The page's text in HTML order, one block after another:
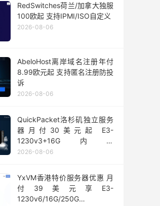
RedSwitches荷兰/加拿大独服
100欧起 支持IPMI/ISO自定义
2026-08-06
AbeloHost离岸域名注册年付
8.99欧元起 支持匿名注册防投
诉
2026-08-06
QuickPacket洛杉矶独立服务
器月付30美元起 E3-
1230v3+16G内存
1Gbps@50TB大流量
2026-08-06
YxVM香港特价服务器优惠 月
付39美元享E3-
1230v6/16G/250G